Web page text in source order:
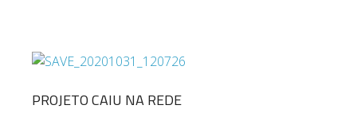
PROJETO CAIU NA REDE